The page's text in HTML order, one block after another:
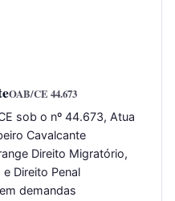
OAB/CE 44.673
sob o nº 44.673, Atua
Cavalcante
Direito Migratório,
Direito Penal
demandas